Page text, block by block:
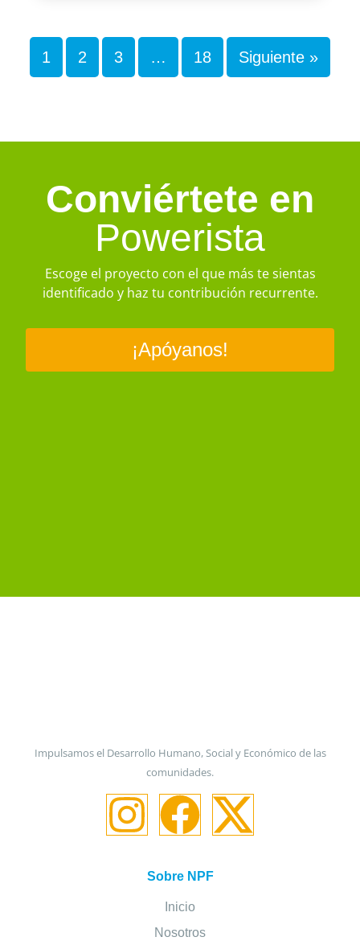
1 2 3 … 18 Siguiente »
Conviértete en
Powerista
Escoge el proyecto con el que más te sientas
identificado y haz tu contribución recurrente.
¡Apóyanos!
Impulsamos el Desarrollo Humano, Social y Económico de las
comunidades.
Sobre NPF
Inicio
Nosotros